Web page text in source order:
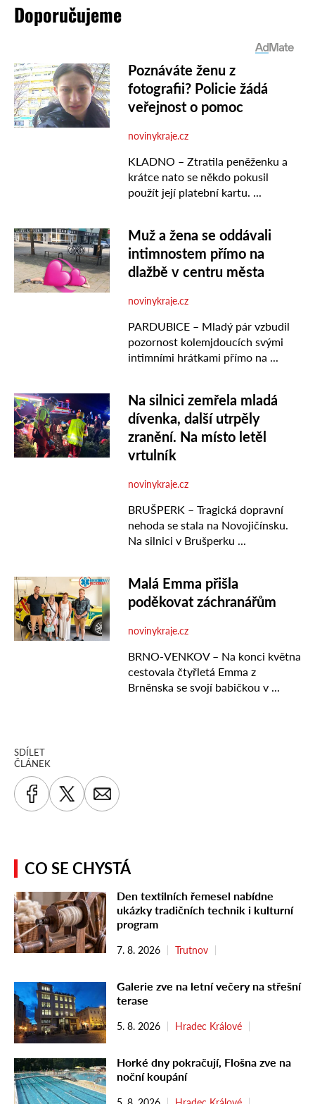
SDÍLET
ČLÁNEK
Doporučujeme
CO SE CHYSTÁ
Den textilních řemesel nabídne
ukázky tradičních technik i kulturní
program
7. 8. 2026 Trutnov
Galerie zve na letní večery na střešní
terase
5. 8. 2026 Hradec Králové
Horké dny pokračují, Flošna zve na
noční koupání